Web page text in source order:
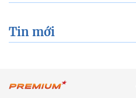
Tin mới